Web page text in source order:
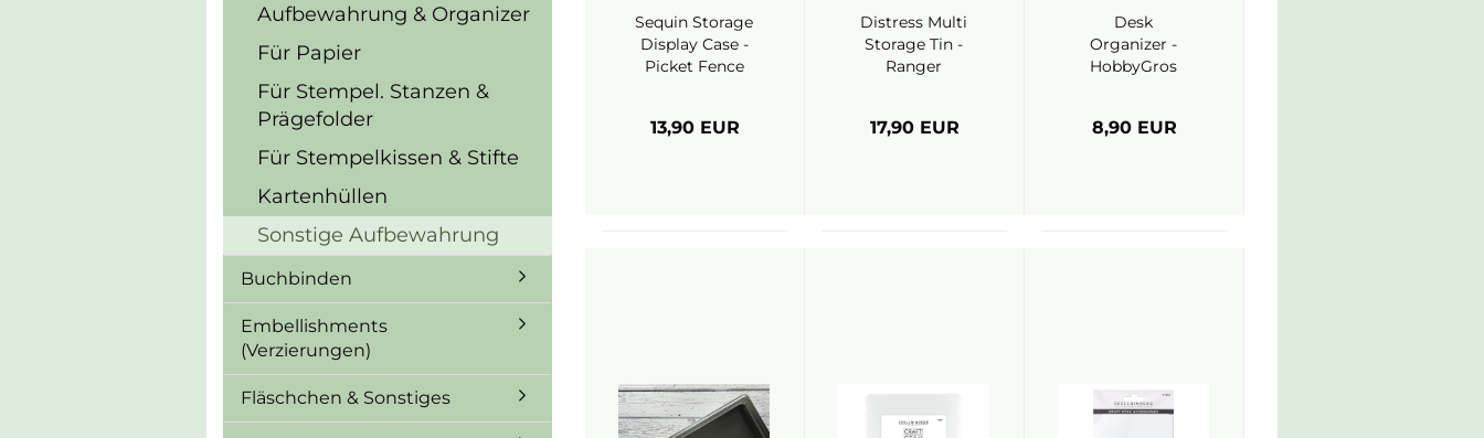
Sequin Storage
Display Case -
Picket Fence
13,90 EUR
Distress Multi
Storage Tin -
Ranger
17,90 EUR
Desk
Organizer -
HobbyGros
8,90 EUR
Aufbewahrung & Organizer
Für Papier
Für Stempel. Stanzen &
Prägefolder
Für Stempelkissen & Stifte
Kartenhüllen
Sonstige Aufbewahrung
Buchbinden
Embellishments
(Verzierungen)
Fläschchen & Sonstiges